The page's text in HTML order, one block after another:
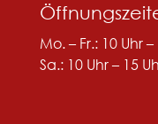
Mo. – Fr.: 10 Uhr
Sa.: 10 Uhr – 15